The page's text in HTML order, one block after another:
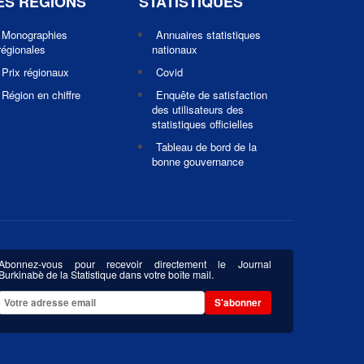
Monographies
Prix régionaux
Région en chiffre
Annuaires statistiques
nationaux
Covid
Enquête de satisfaction
des utilisateurs des
statistiques officielles
Tableau de bord de la
bonne gouvernance
vous pour recevoir directement le Journal
Burkinabè de la Statistique dans votre boîte mail.
S'abonner